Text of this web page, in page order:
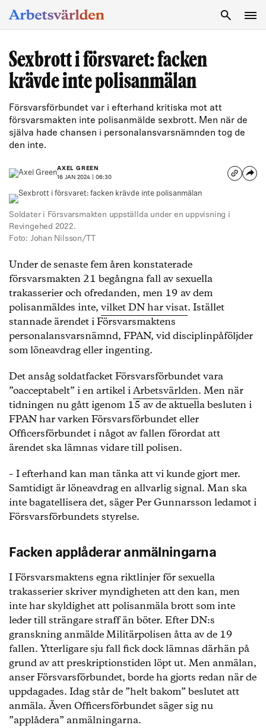
Sexbrott i försvaret: facken
krävde inte polisanmälan
Försvarsförbundet var i efterhand kritiska mot att
försvarsmakten inte polisanmälde sexbrott. Men när de
själva hade chansen i personalansvarsnämnden tog de
den inte.
AXEL GREEN
16 JAN 2024 | 06:30
Soldater i Försvarsmakten uppställda under en uppvisning i
Revingehed 2022.
Foto: Johan Nilsson/TT
Under de senaste fem åren konstaterade
försvarsmakten 21 begångna fall av sexuella
trakasserier och ofredanden, men 19 av dem
polisanmäldes inte, vilket DN har visat. Istället
stannade ärendet i Försvarsmaktens
personalansvarsnämnd, FPAN, vid disciplinpåföljder
som löneavdrag eller ingenting.
Det ansåg soldatfacket Försvarsförbundet vara
”oacceptabelt” i en artikel iArbetsvärlden. Men när
tidningen nu gått igenom 15 av de aktuella besluten i
FPAN har varken Försvarsförbundet eller
Officersförbundet i något av fallen förordat att
ärendet ska lämnas vidare till polisen.
– I efterhand kan man tänka att vi kunde gjort mer.
Samtidigt är löneavdrag en allvarlig signal. Man ska
inte bagatellisera det, säger Per Gunnarsson ledamot i
Försvarsförbundets styrelse.
Facken applåderar anmälningarna
I Försvarsmaktens egna riktlinjer för sexuella
trakasserier skriver myndigheten att den kan, men
inte har skyldighet att polisanmäla brott som inte
leder till strängare straff än böter. Efter DN:s
granskning anmälde Militärpolisen åtta av de 19
fallen. Ytterligare sju fall fick dock lämnas därhän på
grund av att preskriptionstiden löpt ut. Men anmälan,
anser Försvarsförbundet, borde ha gjorts redan när de
uppdagades. Idag står de ”helt bakom” beslutet att
anmäla. Även Officersförbundet säger sig nu
”applådera” anmälningarna.